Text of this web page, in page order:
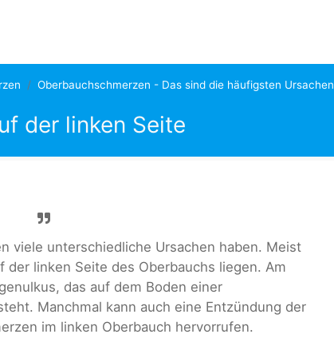
Oberbauchschmerzen - Das sind die häufigsten Ursachen
der linken Seite
viele unterschiedliche Ursachen haben. Meist
der linken Seite des Oberbauchs liegen. Am
das auf dem Boden einer
Manchmal kann auch eine Entzündung der
im linken Oberbauch hervorrufen.